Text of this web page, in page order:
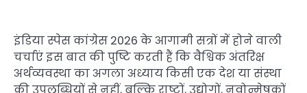
इंडिया स्पेस कांग्रेस 2026 के आगामी सत्रों में होने वाली
चर्चाएं इस बात की पुष्टि करती हैं कि वैश्विक अंतरिक्ष
अर्थव्यवस्था का अगला अध्याय किसी एक देश या संस्था
की उपलब्धियों से नहीं, बल्कि राष्ट्रों, उद्योगों, नवोन्मेषकों